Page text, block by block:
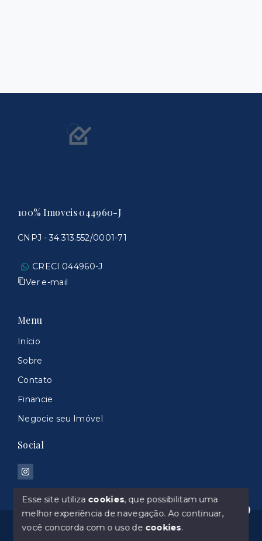
Olá! Estamos disponíveis para te ajudar.
100% Imoveis 044960-J
CNPJ - 34.313.552/0001-71
CRECI 044960-J
Ver e-mail
Menu
Início
Sobre
Contato
Financie
Negocie seu Imóvel
Social
© Copyright 2026 - 100% Imoveis 044960-J - Todos
Esse site utiliza cookies, que possibilitam uma
melhor experiência de navegação.Ao continuar,
você concorda com o uso de cookies.